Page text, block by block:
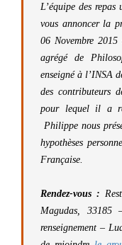
L’équipe des
vous annoncer la
06 Novembre
agrégé de
enseigné à l’INSA
des contributeurs
pour lequel il a
Philippe nous
hypothèses
Française.
Rendez-vous :
Magudas,
renseignement –